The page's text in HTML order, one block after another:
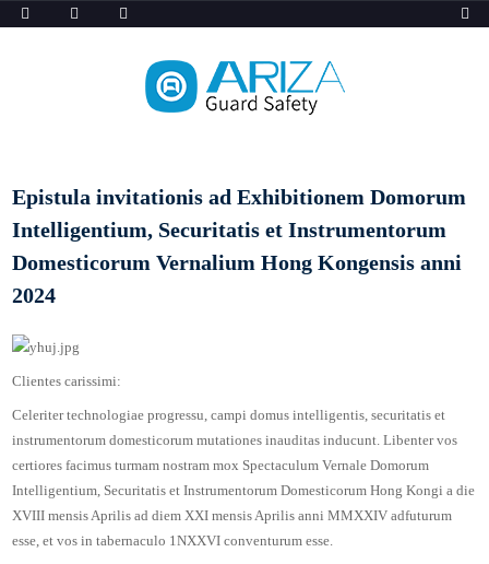
Epistula invitationis ad Exhibitionem Domorum
Intelligentium, Securitatis et Instrumentorum
Domesticorum Vernalium Hong Kongensis anni
2024
Clientes carissimi:
Celeriter technologiae progressu, campi domus intelligentis, securitatis et
instrumentorum domesticorum mutationes inauditas inducunt. Libenter vos
certiores facimus turmam nostram mox Spectaculum Vernale Domorum
Intelligentium, Securitatis et Instrumentorum Domesticorum Hong Kongi a die
XVIII mensis Aprilis ad diem XXI mensis Aprilis anni MMXXIV adfuturum
esse, et vos in tabernaculo 1NXXVI conventurum esse.